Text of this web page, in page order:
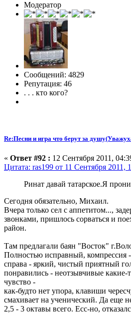
Модератор
Сообщений: 4829
Репутация: 46
. . . кто кого?
Re:Песни и игра что берут за
« Ответ #92 : 12 Сентября 2011,
Цитата: ras199 от 11 Сентября 2011,
Ринат давай татарское.Я
Сегодня обязательно, Михаил.
Вчера только сел с аппетитом...,
звонками, пришлось сорваться и
район.
Там предлагали баян "Восток"
Полностью исправный, компрессия
справа - яркий, чистый приятный
понравились - неотзывчивые какие-
чувство -
как-будто нет упора, клавиши
смахивает на ученический. Да еще
2,5 - 3 октавы всего. Есс-но,